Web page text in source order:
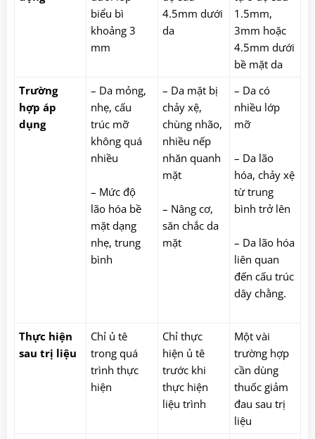
biểu bì
khoảng 3
mm
4.5mm dưới
da
1.5mm,
3mm hoặc
4.5mm dưới
bề mặt da
Trường
hợp áp
dụng
– Da mỏng,
nhẹ, cấu
trúc mỡ
không quá
nhiều
– Mức độ
lão hóa bề
mặt dạng
nhẹ, trung
bình
– Da mặt bị
chảy xệ,
chùng nhão,
nhiều nếp
nhăn quanh
mặt
– Nâng cơ,
săn chắc da
mặt
– Da có
nhiều lớp
mỡ
– Da lão
hóa, chảy xệ
từ trung
bình trở lên
– Da lão hóa
liên quan
đến cấu trúc
dây chằng.
Thực hiện
sau trị liệu
Chỉ ủ tê
trong quá
trình thực
hiện
Chỉ thực
hiện ủ tê
trước khi
thực hiện
liệu trình
Một vài
trường hợp
cần dùng
thuốc giảm
đau sau trị
liệu